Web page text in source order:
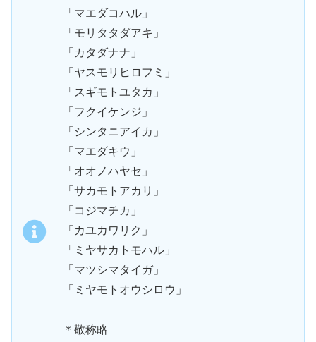
「マエダコハル」
「モリタタダアキ」
「カタダナナ」
「ヤスモリヒロフミ」
「スギモトユタカ」
「フクイケンジ」
「シンタニアイカ」
「マエダキウ」
「オオノハヤセ」
「サカモトアカリ」
「コジマチカ」
「カユカワリク」
「ミヤサカトモハル」
「マツシマタイガ」
「ミヤモトオウシロウ」
＊敬称略